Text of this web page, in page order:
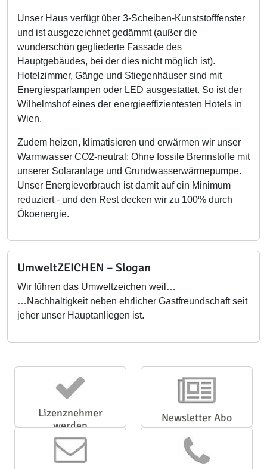
Unser Haus verfügt über 3-Scheiben-Kunststofffenster
und ist ausgezeichnet gedämmt (außer die
wunderschön gegliederte Fassade des
Hauptgebäudes, bei der dies nicht möglich ist).
Hotelzimmer, Gänge und Stiegenhäuser sind mit
Energiesparlampen oder LED ausgestattet. So ist der
Wilhelmshof eines der energieeffizientesten Hotels in
Wien.
Zudem heizen, klimatisieren und erwärmen wir unser
Warmwasser CO2-neutral: Ohne fossile Brennstoffe mit
unserer Solaranlage und Grundwasserwärmepumpe.
Unser Energieverbrauch ist damit auf ein Minimum
reduziert - und den Rest decken wir zu 100% durch
Ökoenergie.
UmweltZEICHEN – Slogan
Wir führen das Umweltzeichen weil…
…Nachhaltigkeit neben ehrlicher Gastfreundschaft seit
jeher unser Hauptanliegen ist.
Lizenznehmer
werden
Newsletter Abo